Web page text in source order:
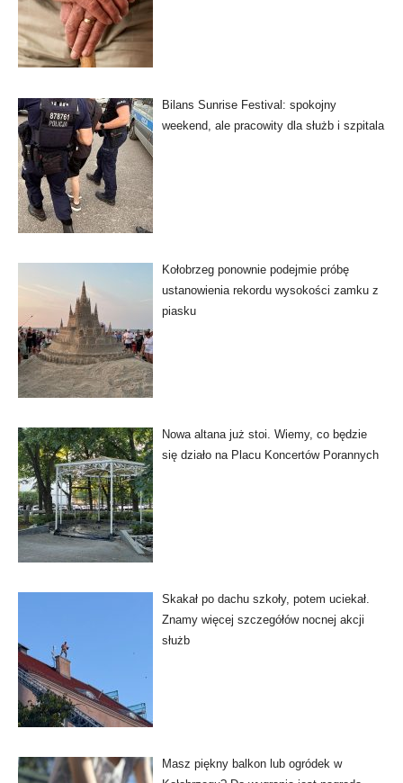
Bilans Sunrise Festival: spokojny
weekend, ale pracowity dla służb i szpitala
Kołobrzeg ponownie podejmie próbę
ustanowienia rekordu wysokości zamku z
piasku
Nowa altana już stoi. Wiemy, co będzie
się działo na Placu Koncertów Porannych
Skakał po dachu szkoły, potem uciekał.
Znamy więcej szczegółów nocnej akcji
służb
Masz piękny balkon lub ogródek w